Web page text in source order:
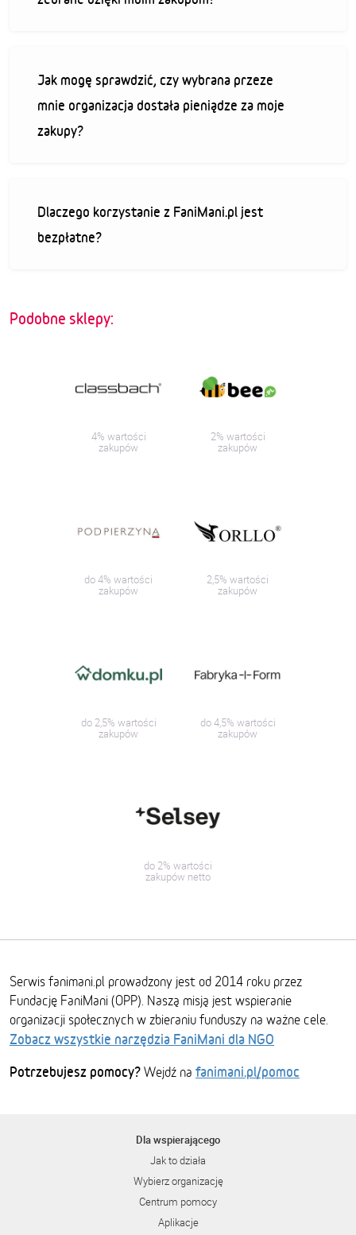
Jak mogę sprawdzić, czy wybrana przeze
mnie organizacja dostała pieniądze za moje
zakupy?
Dlaczego korzystanie z FaniMani.pl jest
bezpłatne?
Podobne sklepy:
4% wartości
zakupów
2% wartości
zakupów
do 4% wartości
zakupów
2,5% wartości
zakupów
do 2,5% wartości
zakupów
do 4,5% wartości
zakupów
do 2% wartości
zakupów netto
Serwis fanimani.pl prowadzony jest od 2014 roku przez
Fundację FaniMani (OPP). Naszą misją jest wspieranie
organizacji społecznych w zbieraniu funduszy na ważne cele.
Zobacz wszystkie narzędzia FaniMani dla NGO
Potrzebujesz pomocy? Wejdź na fanimani.pl/pomoc
Dla wspierającego
Jak to działa
Wybierz organizację
Centrum pomocy
Aplikacje